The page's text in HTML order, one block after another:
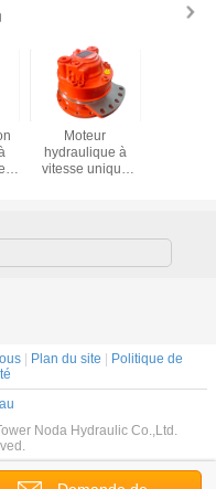
Moteur
hydraulique à
vitesse unique
applications
aux machines
| Plan du site | Politique de
Noda Hydraulic Co.,Ltd.